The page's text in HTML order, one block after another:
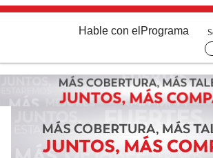
Hable con el Programa